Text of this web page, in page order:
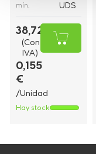
mín.
UDS
38,72 €
(Con
IVA)
0,155
€
/Unidad
Hay stock